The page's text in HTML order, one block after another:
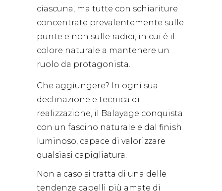
ciascuna, ma tutte con schiariture
concentrate prevalentemente sulle
punte e non sulle radici, in cui è il
colore naturale a mantenere un
ruolo da protagonista.
Che aggiungere? In ogni sua
declinazione e tecnica di
realizzazione, il Balayage conquista
con un fascino naturale e dal finish
luminoso, capace di valorizzare
qualsiasi capigliatura.
Non a caso si tratta di una delle
tendenze capelli più amate di